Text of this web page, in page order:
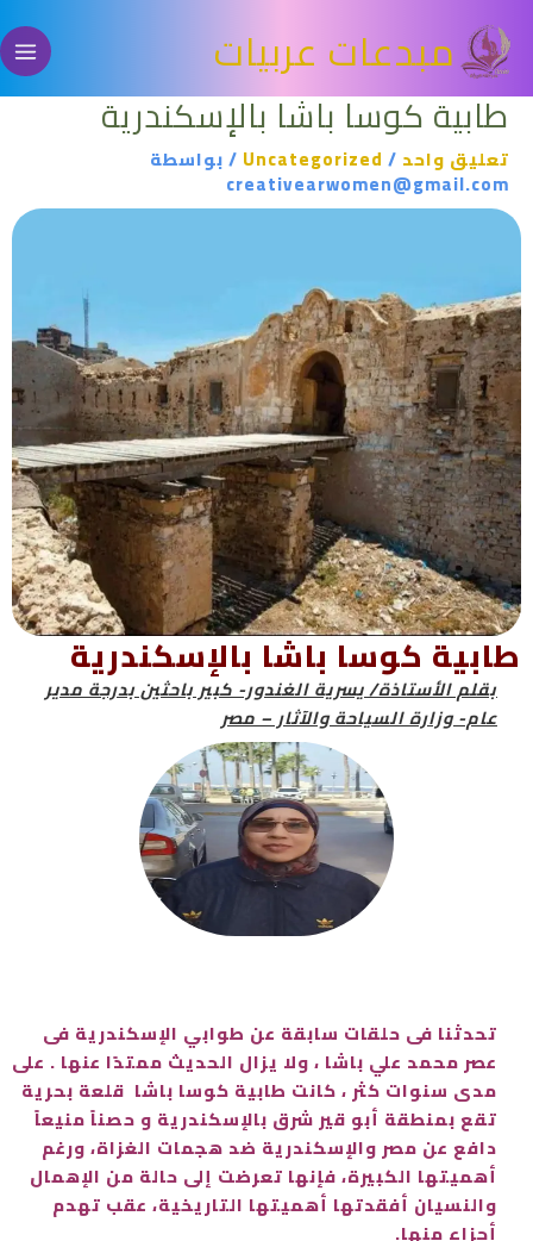
إلى
المحتوىمبدعات عربيات
طابية كوسا باشا بالإسكندرية
تعليق واحد /
Uncategorized / بواسطة
creativearwomen@gmail.com
طابية كوسا باشا بالإسكندرية
بقلم الأستاذة/ يسرية الغندور- كبير باحثين بدرجة مدير
عام- وزارة السياحة والآثار – مصر
تحدثنا فى حلقات سابقة عن طوابي الإسكندرية فى
عصر محمد علي باشا ، ولا يزال الحديث ممتدًا عنها . على
مدى سنوات كثر ، كانت طابية كوسا باشا قلعة بحرية
تقع بمنطقة أبو قير شرق بالإسكندرية و حصناً منيعاً
دافع عن مصر والإسكندرية ضد هجمات الغزاة، ورغم
أهميتها الكبيرة، فإنها تعرضت إلى حالة من الإهمال
والنسيان أفقدتها أهميتها التاريخية، عقب تهدم
أجزاء منها.